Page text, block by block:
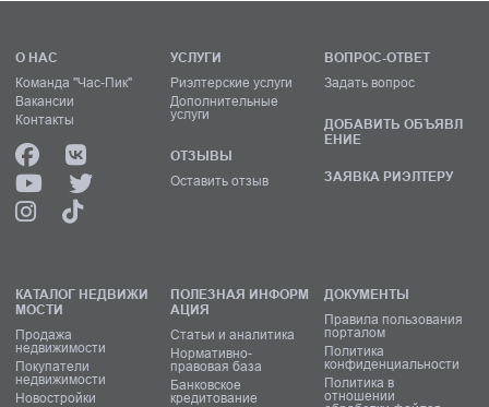
О НАС
Команда "Час-Пик"
Вакансии
Контакты
УСЛУГИ
Риэлтерские услуги
Дополнительные
услуги
ОТЗЫВЫ
Оставить отзыв
ВОПРОС-ОТВЕТ
Задать вопрос
ДОБАВИТЬ ОБЪЯВЛ
ЕНИЕ
ЗАЯВКА РИЭЛТЕРУ
КАТАЛОГ НЕДВИЖИ
МОСТИ
Продажа
недвижимости
Покупатели
недвижимости
Новостройки
ПОЛЕЗНАЯ ИНФОРМ
АЦИЯ
Статьи и аналитика
Нормативно-
правовая база
Банковское
кредитование
ДОКУМЕНТЫ
Правила пользования
порталом
Политика
конфиденциальности
Политика в
отношении